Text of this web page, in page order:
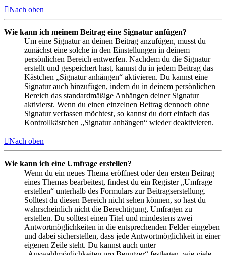
Nach oben
Wie kann ich meinem Beitrag eine Signatur anfügen?
Um eine Signatur an deinen Beitrag anzufügen, musst du
zunächst eine solche in den Einstellungen in deinem
persönlichen Bereich entwerfen. Nachdem du die Signatur
erstellt und gespeichert hast, kannst du in jedem Beitrag das
Kästchen „Signatur anhängen“ aktivieren. Du kannst eine
Signatur auch hinzufügen, indem du in deinem persönlichen
Bereich das standardmäßige Anhängen deiner Signatur
aktivierst. Wenn du einen einzelnen Beitrag dennoch ohne
Signatur verfassen möchtest, so kannst du dort einfach das
Kontrollkästchen „Signatur anhängen“ wieder deaktivieren.
Nach oben
Wie kann ich eine Umfrage erstellen?
Wenn du ein neues Thema eröffnest oder den ersten Beitrag
eines Themas bearbeitest, findest du ein Register „Umfrage
erstellen“ unterhalb des Formulars zur Beitragserstellung.
Solltest du diesen Bereich nicht sehen können, so hast du
wahrscheinlich nicht die Berechtigung, Umfragen zu
erstellen. Du solltest einen Titel und mindestens zwei
Antwortmöglichkeiten in die entsprechenden Felder eingeben
und dabei sicherstellen, dass jede Antwortmöglichkeit in einer
eigenen Zeile steht. Du kannst auch unter